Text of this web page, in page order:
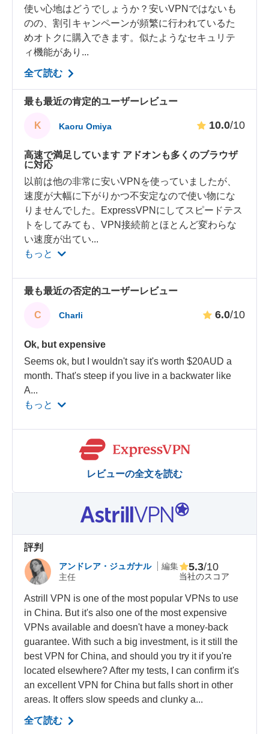
使い心地はどうでしょうか？安いVPNではないも
のの、割引キャンペーンが頻繁に行われているた
めオトクに購入できます。似たようなセキュリテ
ィ機能があり...
全て読む
最も最近の肯定的ユーザーレビュー
K Kaoru Omiya 10.0/10
高速で満足しています アドオンも多くのブラウザ
に対応
以前は他の非常に安いVPNを使っていましたが、
速度が大幅に下がりかつ不安定なので使い物にな
りませんでした。ExpressVPNにしてスピードテス
トをしてみても、VPN接続前とほとんど変わらな
い速度が出てい...
もっと
最も最近の否定的ユーザーレビュー
C Charli 6.0/10
Ok, but expensive
Seems ok, but I wouldn't say it's worth $20AUD a
month. That's steep if you live in a backwater like
A...
もっと
レビューの全文を読む
評判
アンドレア・ジュガナル
編集
主任
当社のスコア
5.3/10
Astrill VPN is one of the most popular VPNs to use
in China. But it's also one of the most expensive
VPNs available and doesn't have a money-back
guarantee. With such a big investment, is it still the
best VPN for China, and should you try it if you're
located elsewhere? After my tests, I can confirm it's
an excellent VPN for China but falls short in other
areas. It offers slow speeds and clunky a...
全て読む